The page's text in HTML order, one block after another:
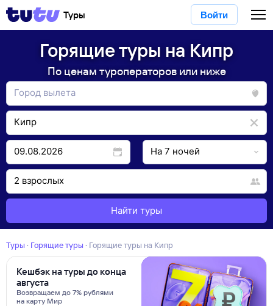
Туры Войти
Горящие туры на Кипр
По ценам туроператоров или ниже
Найти туры
Туры · Горящие туры · Горящие туры на Кипр
Кешбэк на туры до конца
августа
Возвращаем до 7% рублями
на карту Мир